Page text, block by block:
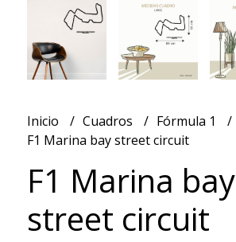
Inicio Cuadros
Fórmula 1
F1 Marina bay street circuit
F1 Marina bay
street circuit